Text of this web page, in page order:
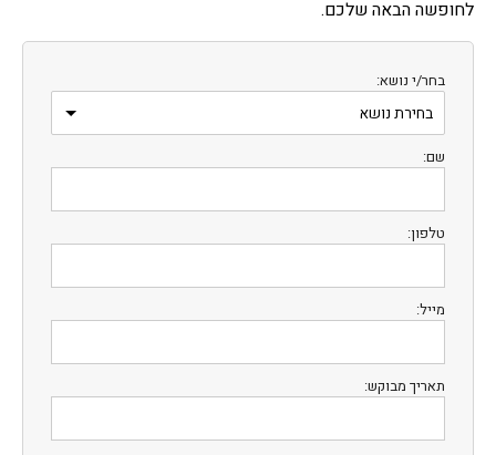
לחופשה הבאה שלכם.
בחר/י נושא:
שם:
טלפון:
מייל:
תאריך מבוקש: